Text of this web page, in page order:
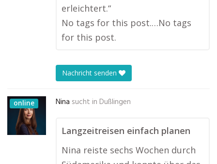
erleichtert.“
No tags for this post.…No tags
for this post.
Nachricht senden
online Nina sucht in Dußlingen
Langzeitreisen einfach planen
Nina reiste sechs Wochen durch